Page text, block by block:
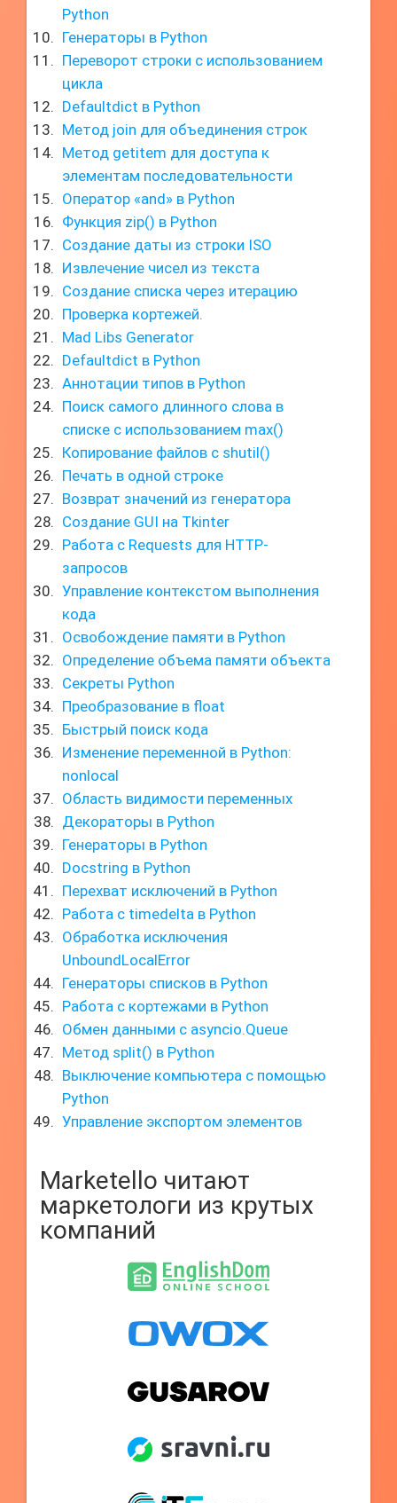
Python
Генераторы в Python
Переворот строки с использованием
цикла
Defaultdict в Python
Метод join для объединения строк
Метод getitem для доступа к
элементам последовательности
Оператор «and» в Python
Функция zip() в Python
Создание даты из строки ISO
Извлечение чисел из текста
Создание списка через итерацию
Проверка кортежей.
Mad Libs Generator
Defaultdict в Python
Аннотации типов в Python
Поиск самого длинного слова в
списке с использованием max()
Копирование файлов с shutil()
Печать в одной строке
Возврат значений из генератора
Создание GUI на Tkinter
Работа с Requests для HTTP-
запросов
Управление контекстом выполнения
кода
Освобождение памяти в Python
Определение объема памяти объекта
Секреты Python
Преобразование в float
Быстрый поиск кода
Изменение переменной в Python:
nonlocal
Область видимости переменных
Декораторы в Python
Генераторы в Python
Docstring в Python
Перехват исключений в Python
Работа с timedelta в Python
Обработка исключения
UnboundLocalError
Генераторы списков в Python
Работа с кортежами в Python
Обмен данными с asyncio.Queue
Метод split() в Python
Выключение компьютера с помощью
Python
Управление экспортом элементов
Marketello читают
маркетологи из крутых
компаний